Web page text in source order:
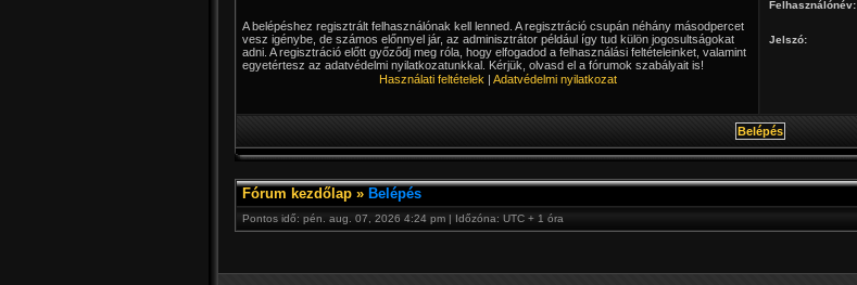
A belépéshez regisztrált felhasználónak kell lenned. A regisztráció csupán néhány másodpercet
vesz igénybe, de számos előnnyel jár, az adminisztrátor például így tud külön jogosultságokat
adni. A regisztráció előtt győződj meg róla, hogy elfogadod a felhasználási feltételeinket, valamint
egyetértesz az adatvédelmi nyilatkozatunkkal. Kérjük, olvasd el a fórumok szabályait is!
Használati feltételek | Adatvédelmi nyilatkozat
Felhasználónév:
Jelszó:
Fórum kezdőlap » Belépés
Pontos idő: pén. aug. 07, 2026 4:24 pm | Időzóna: UTC + 1 óra